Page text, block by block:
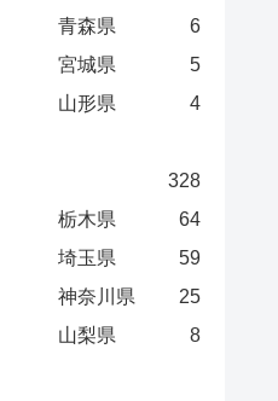
青森県
6
宮城県
5
山形県
4
328
栃木県
64
埼玉県
59
神奈川県
25
山梨県
8